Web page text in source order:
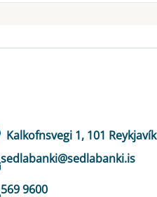
Kalkofnsvegi 1, 101 Reykjavík
sedlabanki@sedlabanki.is
569 9600